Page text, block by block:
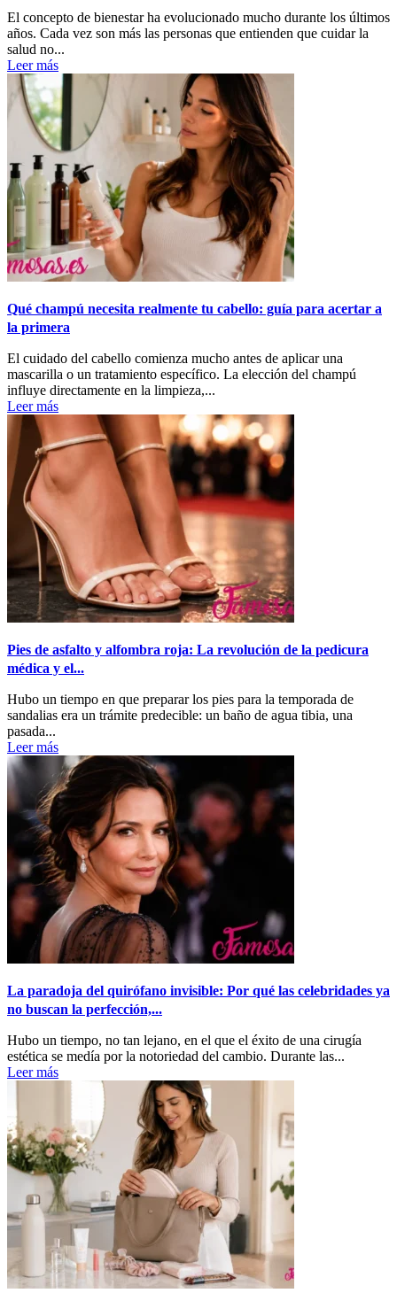
El concepto de bienestar ha evolucionado mucho durante los últimos
años. Cada vez son más las personas que entienden que cuidar la
salud no...
Leer más
Qué champú necesita realmente tu cabello: guía para acertar a
la primera
El cuidado del cabello comienza mucho antes de aplicar una
mascarilla o un tratamiento específico. La elección del champú
influye directamente en la limpieza,...
Leer más
Pies de asfalto y alfombra roja: La revolución de la pedicura
médica y el...
Hubo un tiempo en que preparar los pies para la temporada de
sandalias era un trámite predecible: un baño de agua tibia, una
pasada...
Leer más
La paradoja del quirófano invisible: Por qué las celebridades ya
no buscan la perfección,...
Hubo un tiempo, no tan lejano, en el que el éxito de una cirugía
estética se medía por la notoriedad del cambio. Durante las...
Leer más